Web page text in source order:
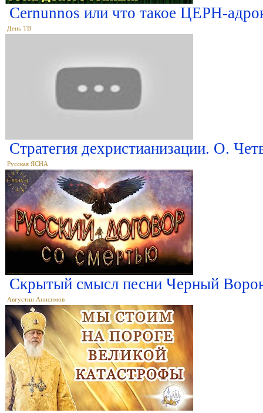
Cernunnos или что такое ЦЕРН-
День ТВ
Стратегия дехристианизации. О.
Русская ЯСНА
Скрытый смысл песни Черный
Августин Анисимов